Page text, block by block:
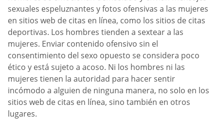
sexuales espeluznantes y fotos ofensivas a las mujeres
en sitios web de citas en línea, como los sitios de citas
deportivas. Los hombres tienden a sextear a las
mujeres. Enviar contenido ofensivo sin el
consentimiento del sexo opuesto se considera poco
ético y está sujeto a acoso. Ni los hombres ni las
mujeres tienen la autoridad para hacer sentir
incómodo a alguien de ninguna manera, no solo en los
sitios web de citas en línea, sino también en otros
lugares.